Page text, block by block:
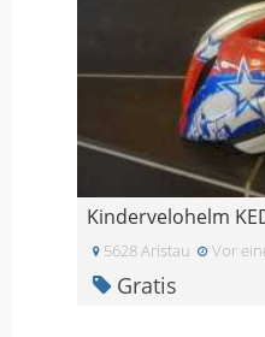
Kindervelohelm
5628 Aristau Vor
Gratis